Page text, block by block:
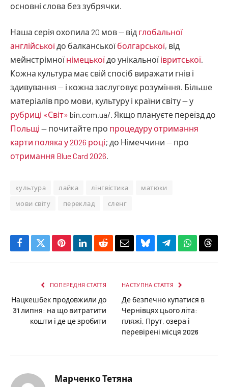
основні слова без зубрячки.
Наша серія охопила 20 мов — від глобальної
англійськоїдо балканськоїболгарської, від
мейнстрімноїнімецькоїдо унікальноїівритської.
Кожна культура має свій спосіб виражати гнів і
здивування — і кожна заслуговує розуміння. Більше
матеріалів про мови, культуру і країни світу — у
рубриці «Світ» bin.com.ua/. Якщо плануєте переїзд до
Польщі — почитайте про процедуру отримання
карти поляка у 2026 році; до Німеччини — про
отримання Blue Card 2026.
культура лайка лінгвістика
матюки
мови світу
переклад сленг
Facebook
TwitterPinterestLinkedInRedditEmailBlueskyTelegramWhatsApp
ПОПЕРЕДНЯ СТАТТЯ
Нацкешбек продовжили до
31 липня: на що витратити
кошти і де це зробити
НАСТУПНА СТАТТЯ
Де безпечно купатися в
Чернівцях цього літа:
пляжі, Прут, озера і
перевірені місця 2026
Марченко Тетяна